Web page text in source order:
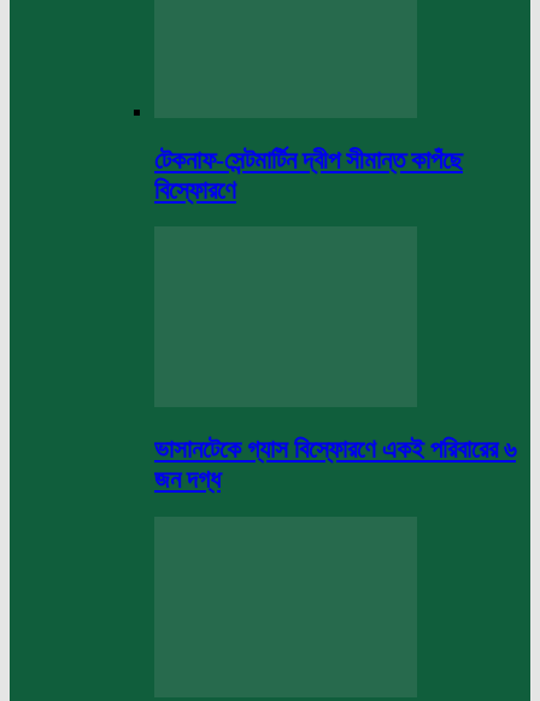
টেকনাফ-সেন্টমার্টিন দ্বীপ সীমান্ত কাপঁছে
বিস্ফোরণে
ভাসানটেকে গ্যাস বিস্ফোরণে একই পরিবারের ৬
জন দগ্ধ